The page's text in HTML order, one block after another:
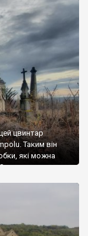
цвинтар
Таким він
які можна
Загалом цвинтар